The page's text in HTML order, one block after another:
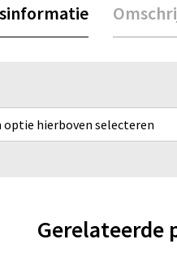
optie hierboven selecteren
Gerelateerde